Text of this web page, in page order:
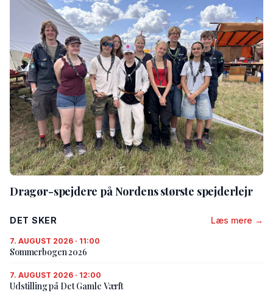
Dragør-spejdere på Nordens største spejderlejr
DET SKER Læs mere →
7. AUGUST 2026 · 11:00
Sommerbogen 2026
7. AUGUST 2026 · 12:00
Udstilling på Det Gamle Værft